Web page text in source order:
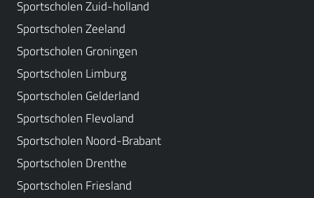
Sportscholen Zuid-holland
Sportscholen Zeeland
Sportscholen Groningen
Sportscholen Limburg
Sportscholen Gelderland
Sportscholen Flevoland
Sportscholen Noord-Brabant
Sportscholen Drenthe
Sportscholen Friesland